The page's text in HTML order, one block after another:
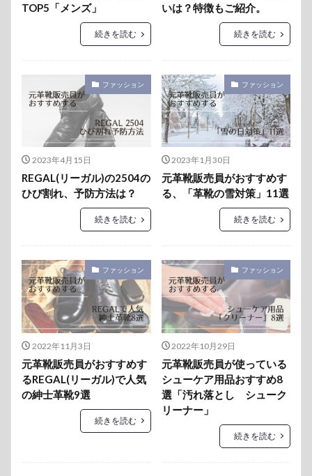
TOP5「メンズ」
続きを読む
いは？特徴もご紹介。
続きを読む
ファッション
2023年4月15日
REGAL(リーガル)の2504の
ひび割れ、予防方法は？
続きを読む
ファッション
2023年1月30日
元革靴販売員がおすすめす
る、「革靴の雪対策」11選
続きを読む
ファッション
2022年11月3日
元革靴販売員がおすすめす
るREGAL(リーガル)で人気
の紳士革靴9選
続きを読む
ファッション
2022年10月29日
元革靴販売員が使っている
シューケア用品おすすめ8
選「汚れ落とし シューク
リーナー」
続きを読む